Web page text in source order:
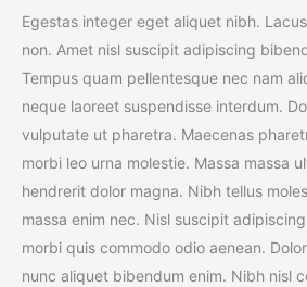
Egestas integer eget aliquet nibh.
non. Amet nisl suscipit adipiscing
Tempus quam pellentesque nec nam
neque laoreet suspendisse interdum.
vulputate ut pharetra. Maecenas
morbi leo urna molestie. Massa massa
hendrerit dolor magna. Nibh tellus
massa enim nec. Nisl suscipit
morbi quis commodo odio aenean.
nunc aliquet bibendum enim. Nibh nisl